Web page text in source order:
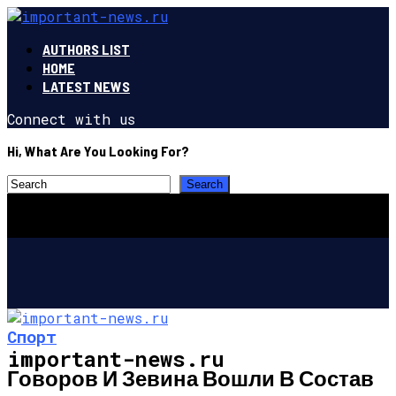
AUTHORS LIST
HOME
LATEST NEWS
Connect with us
Hi, What Are You Looking For?
important-news.ru
Спорт
Говоров И Зевина Вошли В Состав